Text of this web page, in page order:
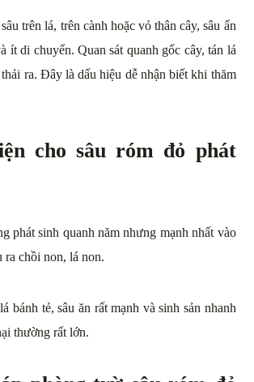
trên lá, trên cành hoặc vỏ thân cây, sâu ẩn
ít di chuyển. Quan sát quanh gốc cây, tán lá
ra. Đây là dấu hiệu dễ nhận biết khi thăm
cho sâu róm đỏ phát
phát sinh quanh năm nhưng mạnh nhất vào
ra chồi non, lá non.
bánh tẻ, sâu ăn rất mạnh và sinh sản nhanh
thường rất lớn.